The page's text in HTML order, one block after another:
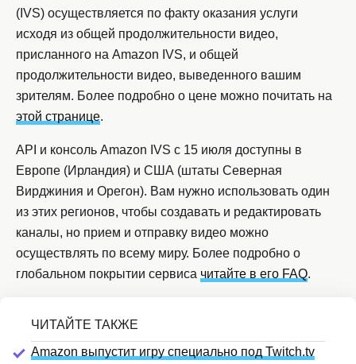
(IVS) осуществляется по факту оказания услуги
исходя из общей продолжительности видео,
присланного на Amazon IVS, и общей
продолжительности видео, выведенного вашим
зрителям. Более подробно о цене можно почитать на
этой странице.
API и консоль Amazon IVS с 15 июля доступны в
Европе (Ирландия) и США (штаты Северная
Вирджиния и Орегон). Вам нужно использовать один
из этих регионов, чтобы создавать и редактировать
каналы, но прием и отправку видео можно
осуществлять по всему миру. Более подробно о
глобальном покрытии сервиса читайте в его FAQ.
Amazon выпустит игру специально под Twitch.tv